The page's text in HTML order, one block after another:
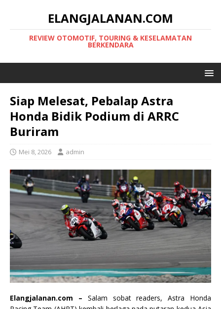
ELANGJALANAN.COM
REVIEW OTOMOTIF, TOURING & KESELAMATAN
BERKENDARA
Siap Melesat, Pebalap Astra
Honda Bidik Podium di ARRC
Buriram
Mei 8, 2026 admin
Elangjalanan.com – Salam sobat readers, Astra Honda